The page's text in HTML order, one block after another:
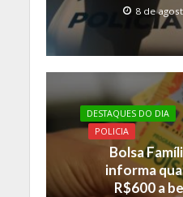
8 de
DESTAQUES DO DIA
POLICIA
Bolsa
informa
R$600 a